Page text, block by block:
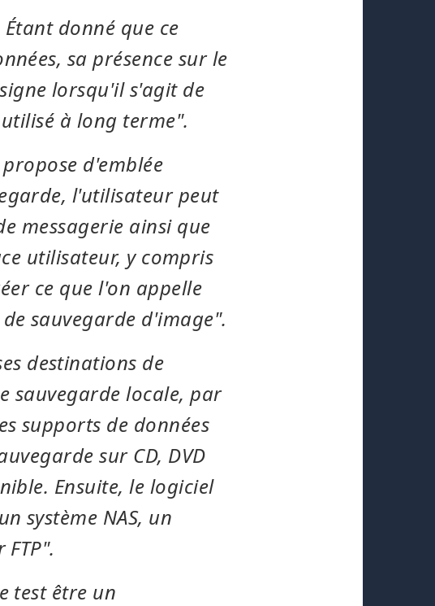
donné que ce
sa présence sur le
lorsqu'il s'agit de
à long terme".
d'emblée
l'utilisateur peut
messagerie ainsi que
utilisateur, y compris
ce que l'on appelle
sauvegarde d'image".
destinations de
sauvegarde locale, par
supports de données
sur CD, DVD
Ensuite, le logiciel
système NAS, un
test être un